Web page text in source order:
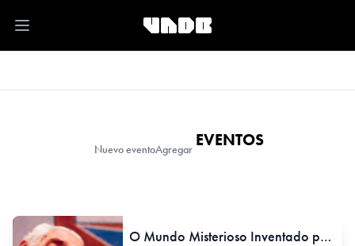
Open main menu
Nuevo eventoAgregar EVENTOS
O Mundo Misterioso Inventado por Lorenzato